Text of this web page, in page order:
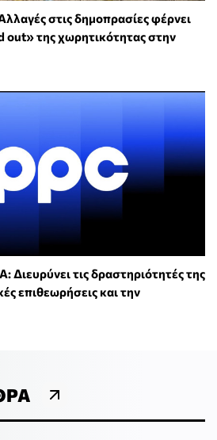
στις δημοπρασίες φέρνει
out» της χωρητικότητας στην
Διευρύνει τις δραστηριότητές της
επιθεωρήσεις και την